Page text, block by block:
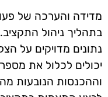
מדידה והערכה של
בתהליך ניהול
נתונים מדויקים על
יכולים לכלול את
וההכנסות הנובעות